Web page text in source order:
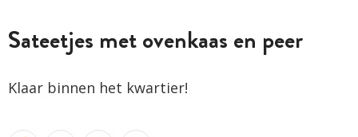
Sateetjes met ovenkaas en peer
Klaar binnen het kwartier!